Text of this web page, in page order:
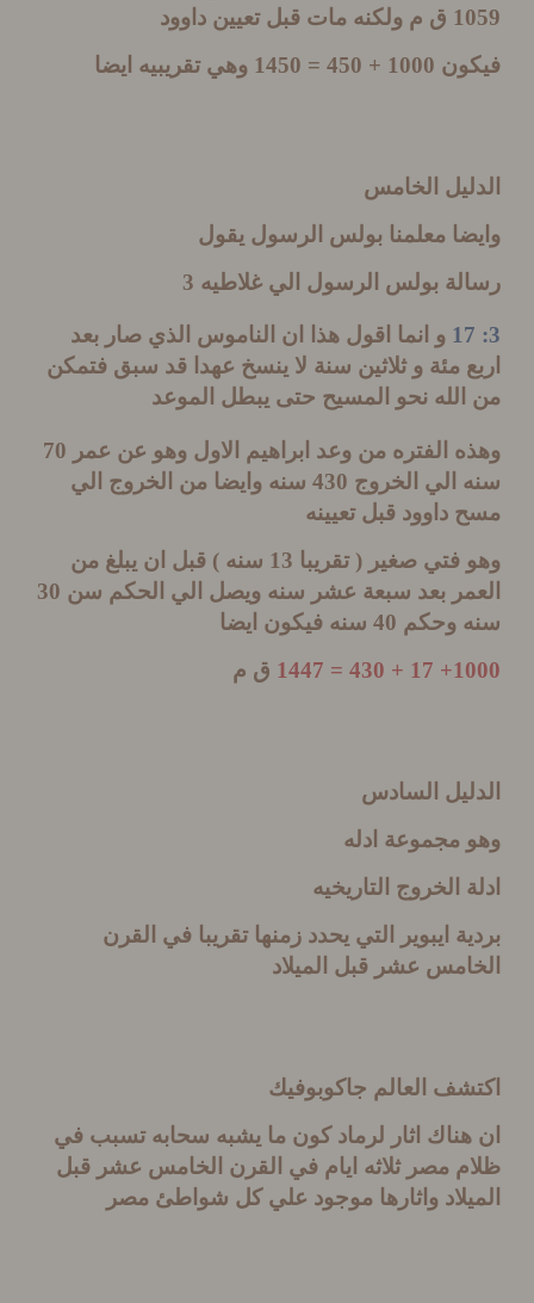
ق م ولكنه مات قبل تعيين داوود
1000 + 450 = 1450 وهي تقريبيه ايضا
الخامس
معلمنا بولس الرسول يقول
بولس الرسول الي غلاطيه3
و انما اقول هذا ان الناموس الذي صار بعد
مئة و ثلاثين سنة لا ينسخ عهدا قد سبق فتمكن
نحو المسيح حتى يبطل الموعد
الفتره من وعد ابراهيم الاول وهو عن عمر70
الي الخروج 430 سنه وايضا من الخروج الي
داوود قبل تعيينه
فتي صغير(تقريبا13 سنه) قبل ان يبلغ من
بعد سبعة عشر سنه ويصل الي الحكم سن30
وحكم 40 سنه فيكون ايضا
ق م
السادس
مجموعة ادله
الخروج التاريخيه
ايبوير التي يحدد زمنها تقريبا في القرن
عشر قبل الميلاد
العالم جاكوبوفيك
اثار لرماد كون ما يشبه سحابه تسبب في
مصر ثلاثه ايام في القرن الخامس عشر قبل
واثارها موجود علي كل شواطئ مصر